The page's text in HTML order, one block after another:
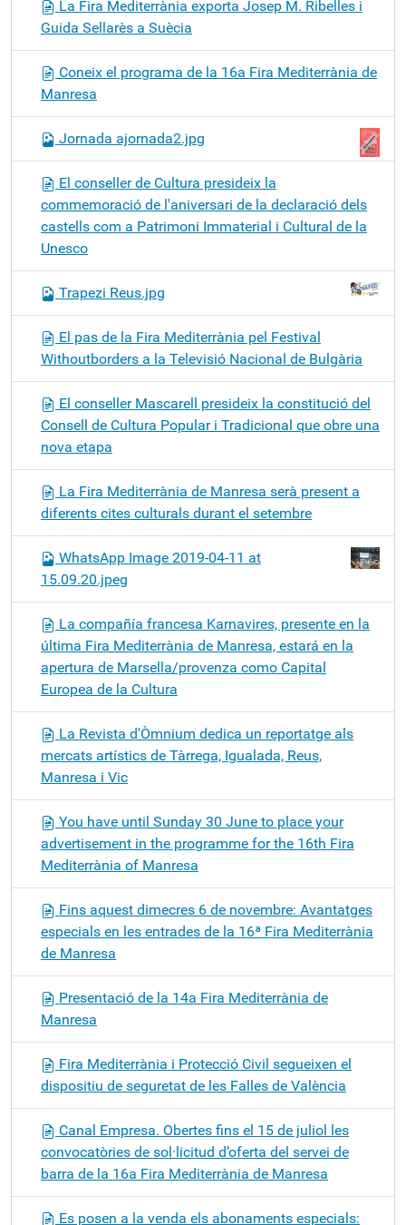
La Fira Mediterrània exporta Josep M. Ribelles i
Guida Sellarès a Suècia
Coneix el programa de la 16a Fira Mediterrània de
Manresa
Jornada ajornada2.jpg
El conseller de Cultura presideix la
commemoració de l'aniversari de la declaració dels
castells com a Patrimoni Immaterial i Cultural de la
Unesco
Trapezi Reus.jpg
El pas de la Fira Mediterrània pel Festival
Withoutborders a la Televisió Nacional de Bulgària
El conseller Mascarell presideix la constitució del
Consell de Cultura Popular i Tradicional que obre una
nova etapa
La Fira Mediterrània de Manresa serà present a
diferents cites culturals durant el setembre
WhatsApp Image 2019-04-11 at
15.09.20.jpeg
La compañía francesa Karnavires, presente en la
última Fira Mediterrània de Manresa, estará en la
apertura de Marsella/provenza como Capital
Europea de la Cultura
La Revista d'Òmnium dedica un reportatge als
mercats artístics de Tàrrega, Igualada, Reus,
Manresa i Vic
You have until Sunday 30 June to place your
advertisement in the programme for the 16th Fira
Mediterrània of Manresa
Fins aquest dimecres 6 de novembre: Avantatges
especials en les entrades de la 16ª Fira Mediterrània
de Manresa
Presentació de la 14a Fira Mediterrània de
Manresa
Fira Mediterrània i Protecció Civil segueixen el
dispositiu de seguretat de les Falles de València
Canal Empresa. Obertes fins el 15 de juliol les
convocatòries de sol·licitud d’oferta del servei de
barra de la 16a Fira Mediterrània de Manresa
Es posen a la venda els abonaments especials: